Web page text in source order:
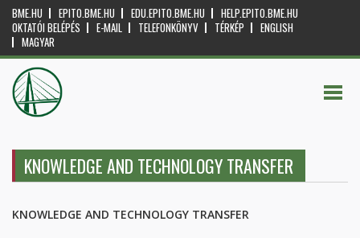
BME.HU EPITO.BME.HU EDU.EPITO.BME.HU
HELP.EPITO.BME.HU
OKTATÓI BELÉPÉS
E-MAIL TELEFONKÖNYV TÉRKÉP
ENGLISH
MAGYAR
KNOWLEDGE AND TECHNOLOGY TRANSFER
KNOWLEDGE AND TECHNOLOGY TRANSFER